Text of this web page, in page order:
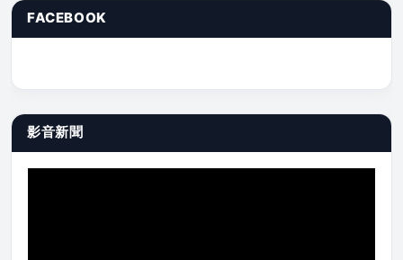
FACEBOOK
影音新聞